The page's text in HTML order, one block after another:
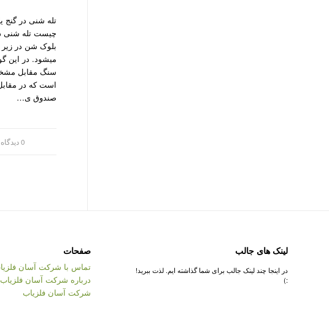
تله شنی در گنج
چیست تله شنی
بلوک شن در
میشود. در این
سنگ مقابل
است که در
صندوق ی…
0 دیدگاه
لینک های جالب
در اینجا چند لینک جالب برای شما گذاشته ایم. لذت ببرید!
:)
صفحات
تماس با شرکت آسان
درباره شرکت آسان فلزیاب
شرکت آسان فلزیاب